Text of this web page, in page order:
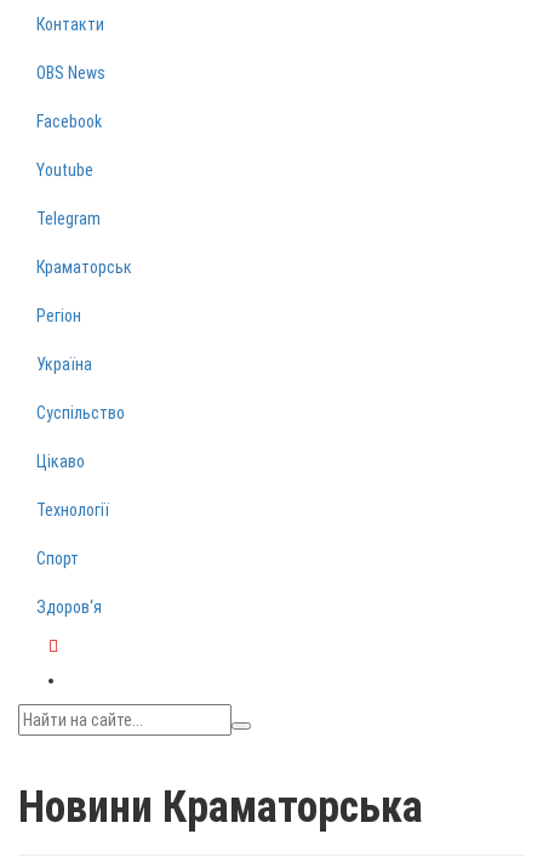
Контакти
OBS News
Facebook
Youtube
Telegram
Краматорськ
Регіон
Україна
Суспільство
Цікаво
Технології
Спорт
Здоров‘я
Новини Краматорська